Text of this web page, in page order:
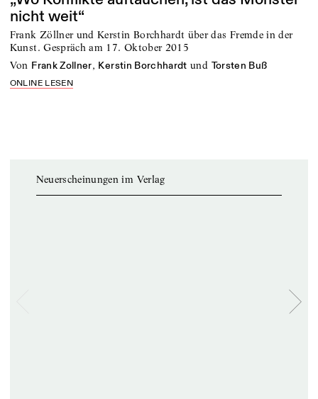
nicht weit“
Frank Zöllner und Kerstin Borchhardt über das Fremde in der
Kunst. Gespräch am 17. Oktober 2015
von Frank Zollner, Kerstin Borchhardt und Torsten Buß
ONLINE LESEN
Neuerscheinungen im Verlag